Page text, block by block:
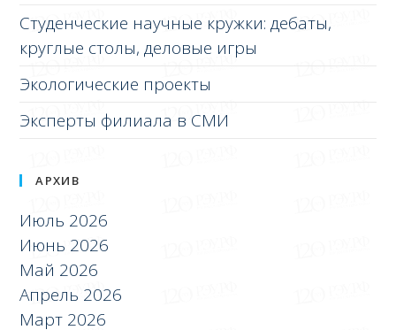
Студенческие научные кружки: дебаты,
круглые столы, деловые игры
Экологические проекты
Эксперты филиала в СМИ
АРХИВ
Июль 2026
Июнь 2026
Май 2026
Апрель 2026
Март 2026